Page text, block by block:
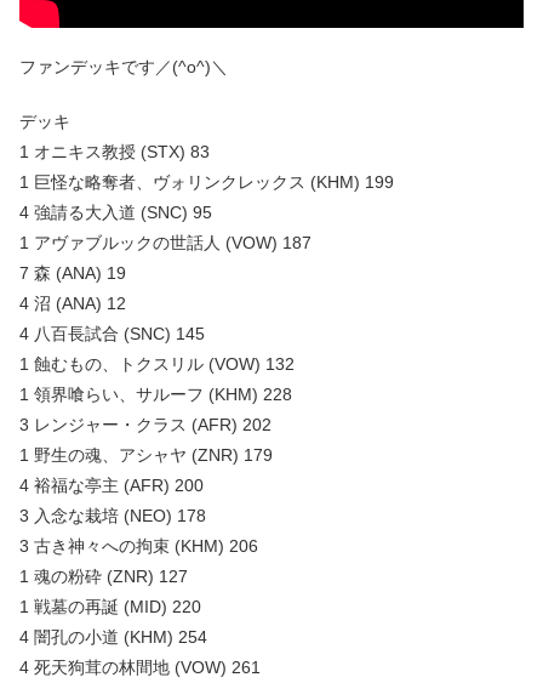
ファンデッキです／(^o^)＼
デッキ
1 オニキス教授 (STX) 83
1 巨怪な略奪者、ヴォリンクレックス (KHM) 199
4 強請る大入道 (SNC) 95
1 アヴァブルックの世話人 (VOW) 187
7 森 (ANA) 19
4 沼 (ANA) 12
4 八百長試合 (SNC) 145
1 蝕むもの、トクスリル (VOW) 132
1 領界喰らい、サルーフ (KHM) 228
3 レンジャー・クラス (AFR) 202
1 野生の魂、アシャヤ (ZNR) 179
4 裕福な亭主 (AFR) 200
3 入念な栽培 (NEO) 178
3 古き神々への拘束 (KHM) 206
1 魂の粉砕 (ZNR) 127
1 戦墓の再誕 (MID) 220
4 闇孔の小道 (KHM) 254
4 死天狗茸の林間地 (VOW) 261